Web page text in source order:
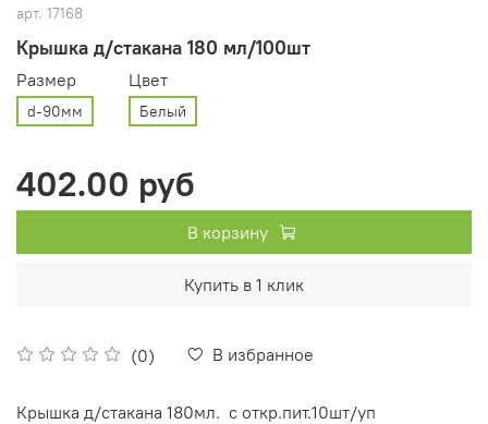
арт. 17168
Крышка д/стакана 180 мл/100шт
(0) В избранное
Размер
d-90мм
Цвет
Белый
402.00 руб
В корзину
Купить в 1 клик
Крышка д/стакана 180мл. с откр.пит.10шт/уп